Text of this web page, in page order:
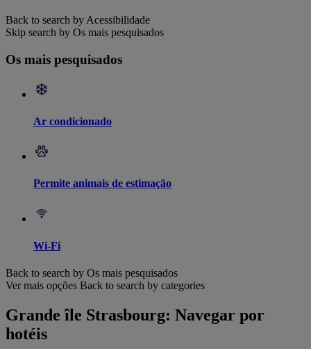
Back to search by Acessibilidade
Skip search by Os mais pesquisados
Os mais pesquisados
Ar condicionado
Permite animais de estimação
Wi-Fi
Back to search by Os mais pesquisados
Ver mais opções Back to search by categories
Grande île Strasbourg: Navegar por
hotéis